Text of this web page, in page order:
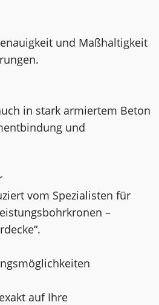
und Maßhaltigkeit
in stark armiertem Beton
und
vom Spezialisten für
–
auf Ihre